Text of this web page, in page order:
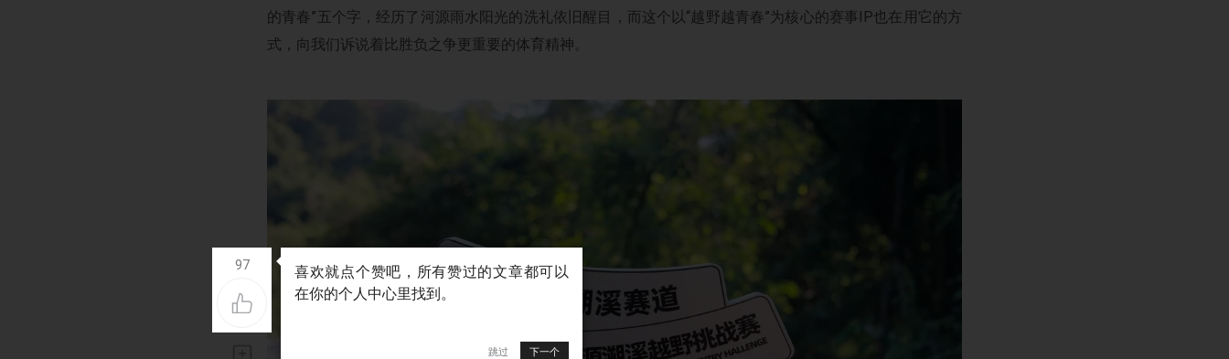
97
的青春”五个字，经历了河源雨水阳光的洗礼依旧醒目，而这个以“越野越青春”为核心的赛事IP也在用它的方
式，向我们诉说着比胜负之争更重要的体育精神。
跳过 下一个